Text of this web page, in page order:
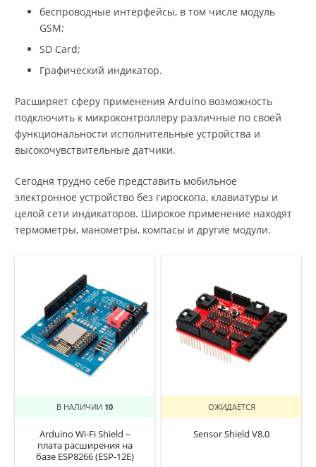
беспроводные интерфейсы, в том числе модуль
GSM;
SD Card;
Графический индикатор.
Расширяет сферу применения Arduino возможность
подключить к микроконтроллеру различные по своей
функциональности исполнительные устройства и
высокочувствительные датчики.
Сегодня трудно себе представить мобильное
электронное устройство без гироскопа, клавиатуры и
целой сети индикаторов. Широкое применение находят
термометры, манометры, компасы и другие модули.
В НАЛИЧИИ 10
Arduino Wi-Fi Shield –
плата расширения на
базе ESP8266 (ESP-12E)
ОЖИДАЕТСЯ
Sensor Shield V8.0